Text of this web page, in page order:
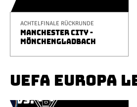
ACHTELFINALE RÜCKRUNDE
MANCHESTER CITY -
MÖNCHENGLADBACH
UEFA EUROPA